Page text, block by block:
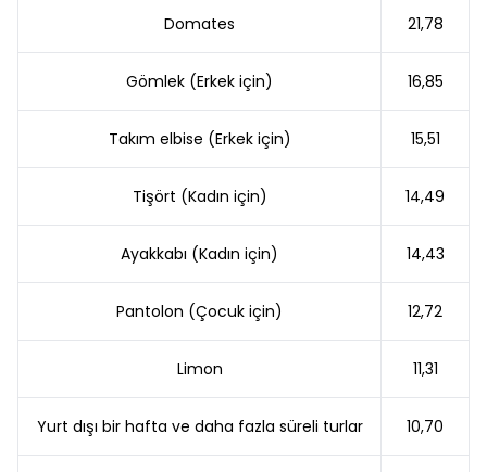
Domates 21,78
Gömlek (Erkek için) 16,85
Takım elbise (Erkek için) 15,51
Tişört (Kadın için) 14,49
Ayakkabı (Kadın için) 14,43
Pantolon (Çocuk için) 12,72
Limon 11,31
Yurt dışı bir hafta ve daha fazla süreli turlar 10,70